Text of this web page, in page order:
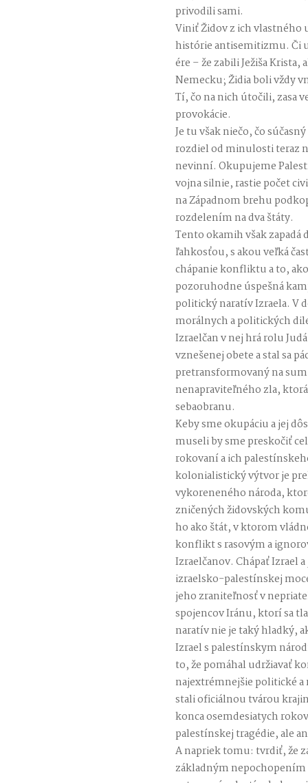
privodili sami.
Viniť Židov z ich
histórie antisemitizmu. Či
ére – že zabili Ježiša
Nemecku; Židia boli vždy
Tí, čo na nich útočili, zasa
provokácie.
Je tu však niečo, čo
rozdiel od minulosti teraz
nevinní. Okupujeme
vojna silnie, rastie počet
na Západnom brehu
rozdelením na dva štáty.
Tento okamih však
ľahkosťou, s akou veľká
chápanie konfliktu a to,
pozoruhodne úspešná
politický naratív Izraela. V
morálnych a politických
Izraelčan v nej hrá rolu
vznešenej obete a stal sa
pretransformovaný na
nenapraviteľného zla,
sebaobranu.
Keby sme okupáciu a jej
museli by sme preskočiť
rokovaní a ich
kolonialistický výtvor je
vykoreneného národa,
zničených židovských
ho ako štát, v ktorom
konflikt s rasovým a
Izraelčanov. Chápať Izrael
izraelsko-palestínskej
jeho zraniteľnosť v
spojencov Iránu, ktorí sa
naratív nie je taký hladký,
Izrael s palestínskym
to, že pomáhal udržiavať
najextrémnejšie politické a
stali oficiálnou tvárou
konca osemdesiatych
palestínskej tragédie, ale
A napriek tomu: tvrdiť, že
základným nepochopením